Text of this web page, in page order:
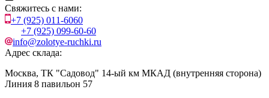
Свяжитесь с нами:
+7 (925) 011-6060
+7 (925) 099-60-60
info@zolotye-ruchki.ru
Адрес склада:
Москва, ТК "Садовод" 14-ый км МКАД (внутренняя сторона)
Линия 8 павильон 57